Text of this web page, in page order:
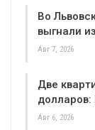
Во
выгнали
Авг 7, 2026
Две
Авг 6, 2026